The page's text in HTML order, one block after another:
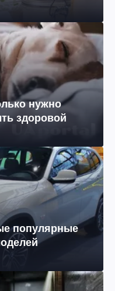
нужно
здоровой
популярные